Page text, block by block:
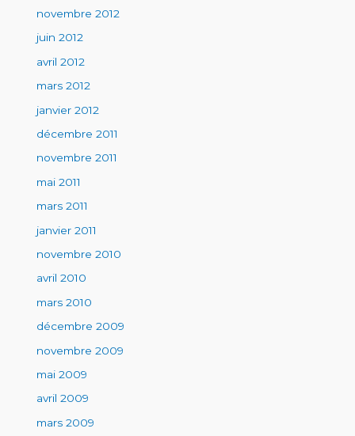
novembre 2012
juin 2012
avril 2012
mars 2012
janvier 2012
décembre 2011
novembre 2011
mai 2011
mars 2011
janvier 2011
novembre 2010
avril 2010
mars 2010
décembre 2009
novembre 2009
mai 2009
avril 2009
mars 2009